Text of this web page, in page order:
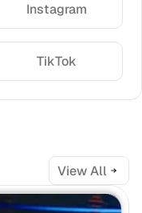
Instagram
TikTok
View All